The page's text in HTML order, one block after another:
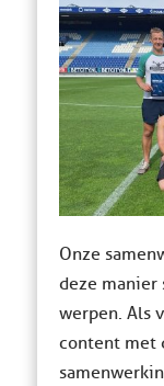
Onze
deze manier
werpen. Als
content met